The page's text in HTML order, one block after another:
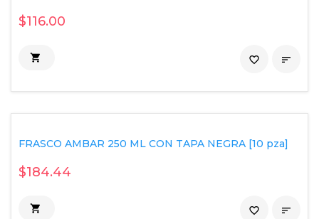
$116.00
 
favorite_border
FRASCO AMBAR 250 ML CON TAPA NEGRA [10 pza]
$184.44
 
favorite_border